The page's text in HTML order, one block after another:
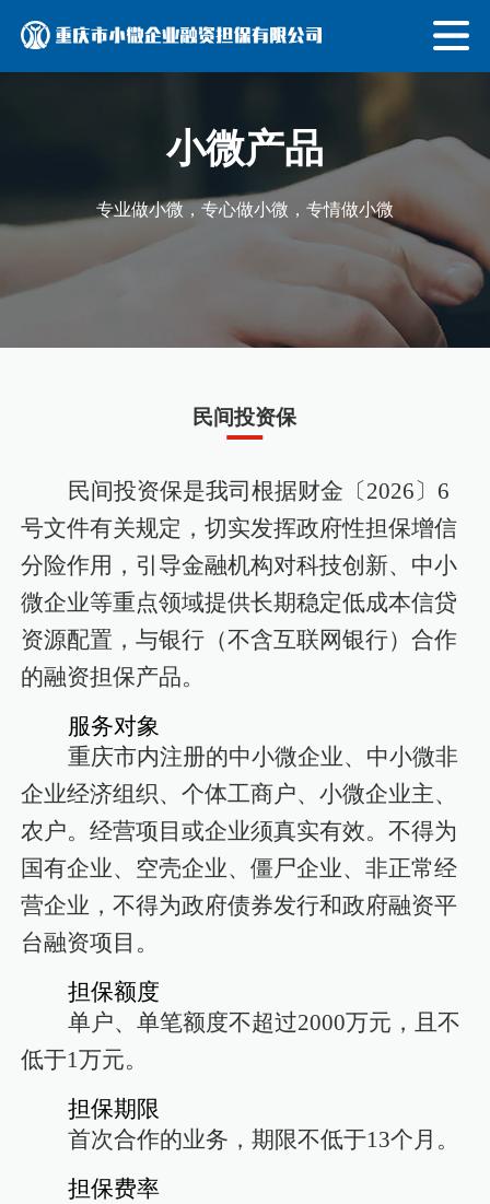
小微产品
专业做小微，专心做小微，专情做小微
民间投资保
民间投资保是我司根据财金〔2026〕6
号文件有关规定，切实发挥政府性担保增信
分险作用，引导金融机构对科技创新、中小
微企业等重点领域提供长期稳定低成本信贷
资源配置，与银行（不含互联网银行）合作
的融资担保产品。
服务对象
重庆市内注册的中小微企业、中小微非
企业经济组织、个体工商户、小微企业主、
农户。经营项目或企业须真实有效。不得为
国有企业、空壳企业、僵尸企业、非正常经
营企业，不得为政府债券发行和政府融资平
台融资项目。
担保额度
单户、单笔额度不超过2000万元，且不
低于1万元。
担保期限
首次合作的业务，期限不低于13个月。
担保费率